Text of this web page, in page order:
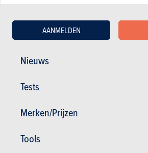
Nieuws
Tests
Merken/Prijzen
Tools
AANMELDEN
Tweedehands & Stock
Autotests